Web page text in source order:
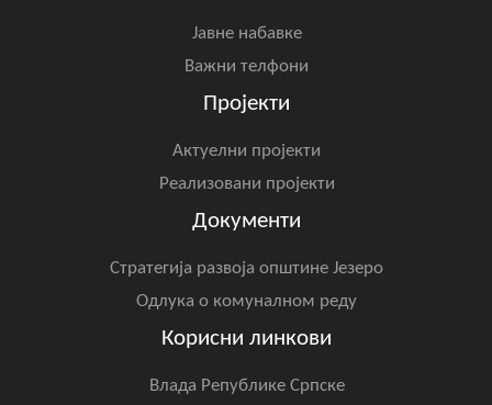
Јавне набавке
Важни телфони
Пројекти
Актуелни пројекти
Реализовани пројекти
Документи
Стратегија развоја општине Језеро
Одлука о комуналном реду
Корисни линкови
Влада Републике Српске